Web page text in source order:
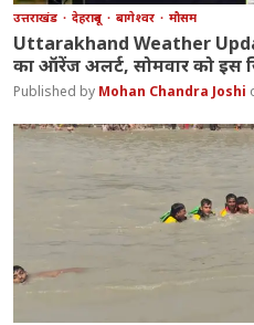
उत्तराखंड देहरादून बागेश्वर मौसम
Uttarakhand Weather
का ऑरेंज अलर्ट, सोमवार को इस
Mohan Chandra Joshi